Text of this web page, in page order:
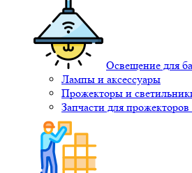
Освещение для
Лампы и аксессуары
Прожекторы и
Запчасти для